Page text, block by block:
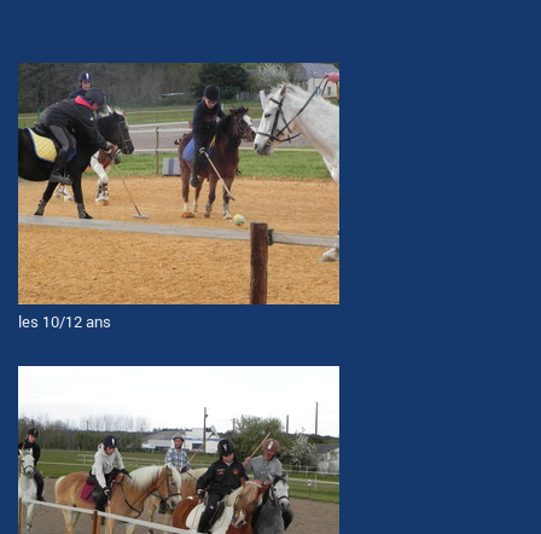
les 10/12 ans